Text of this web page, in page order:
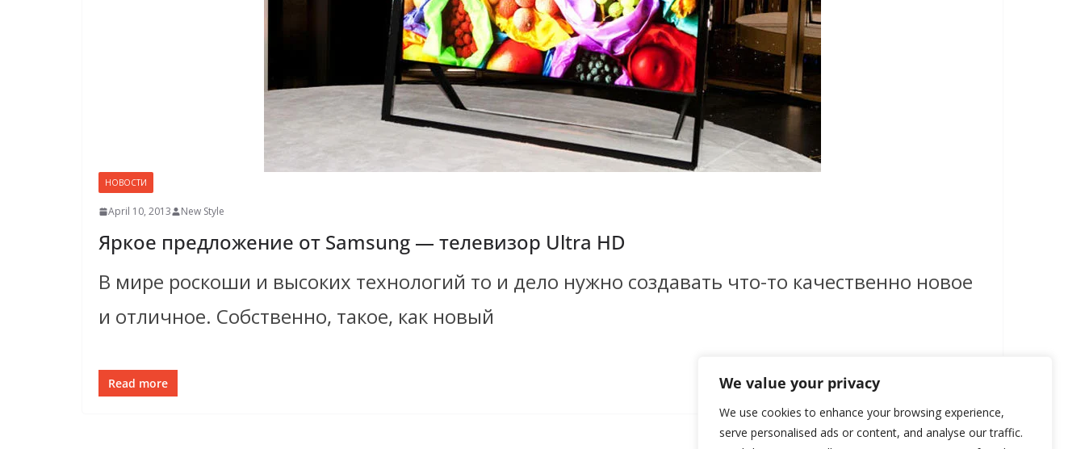
We value your privacy
We use cookies to enhance your browsing experience,
serve personalised ads or content, and analyse our traffic.
НОВОСТИ
April 10, 2013 New Style
Яркое предложение от Samsung — телевизор Ultra HD
В мире роскоши и высоких технологий то и дело нужно создавать что-то качественно новое
и отличное. Собственно, такое, как новый
Read more